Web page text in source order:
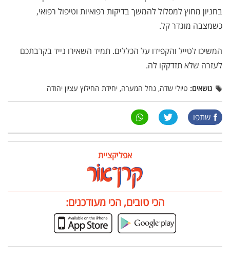
בחניון מחוץ למסלול להמשך בדיקות רפואיות וטיפול רפואי,
כשמצבה מוגדר קל.
המשיכו לטייל והקפידו על הכללים. תמיד השאירו נייד בקרבתכם
לעזרה שלא תזדקקו לה.
נושאים: טיולי שדה, נחל המערה, יחידת החילוץ עציון יהודה
שתפו
אפליקציית
הכי טובים, הכי מעודכנים: